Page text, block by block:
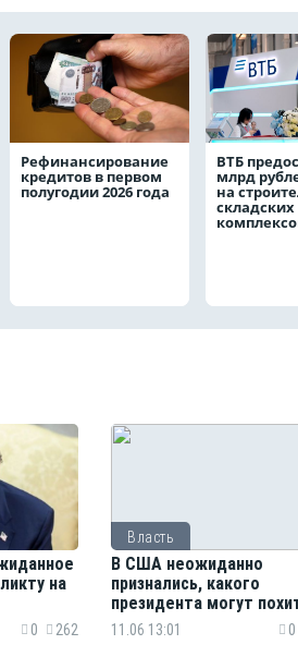
Рефинансирование
кредитов в первом
полугодии 2026 года
ВТБ
млрд
на
складских
на
0 262
Власть
В США неожиданно
признались, какого
президента могут
следующим
11.06 13:01 0